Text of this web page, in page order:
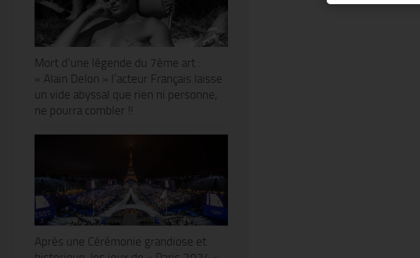
Mort d’une légende du 7ème art :
« Alain Delon » l’acteur Français laisse
un vide abyssal que rien ni personne,
ne pourra combler !!
Après une Cérémonie grandiose et